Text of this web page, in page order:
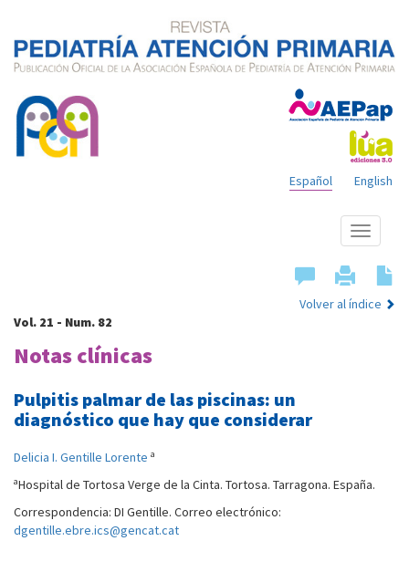
English
Español
Mostrar
menú
Volver al índice
Vol. 21 - Num. 82
Notas clínicas
Pulpitis palmar de las piscinas: un
diagnóstico que hay que considerar
Delicia I. Gentille Lorente a
aHospital de Tortosa Verge de la Cinta. Tortosa. Tarragona. España.
Correspondencia: DI Gentille. Correo electrónico:
dgentille.ebre.ics@gencat.cat